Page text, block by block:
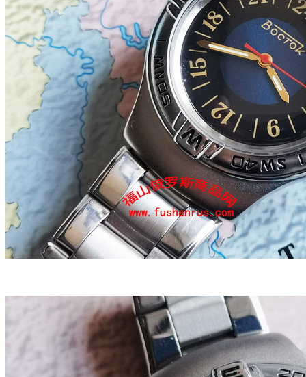
俄罗斯东方表（vostok/boctok）
上架时间：
2020-05-19
商品重量：
500克
确定
价格： 库存： 载入中··· 销量：
+